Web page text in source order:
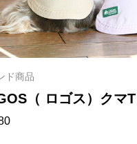
ド商品
（ ロゴス）クマT